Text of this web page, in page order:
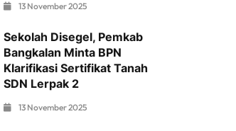
13 November 2025
Sekolah Disegel, Pemkab
Bangkalan Minta BPN
Klarifikasi Sertifikat Tanah
SDN Lerpak 2
13 November 2025